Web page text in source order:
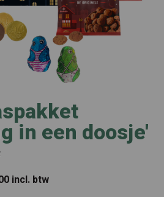
in een doosje'
incl. btw